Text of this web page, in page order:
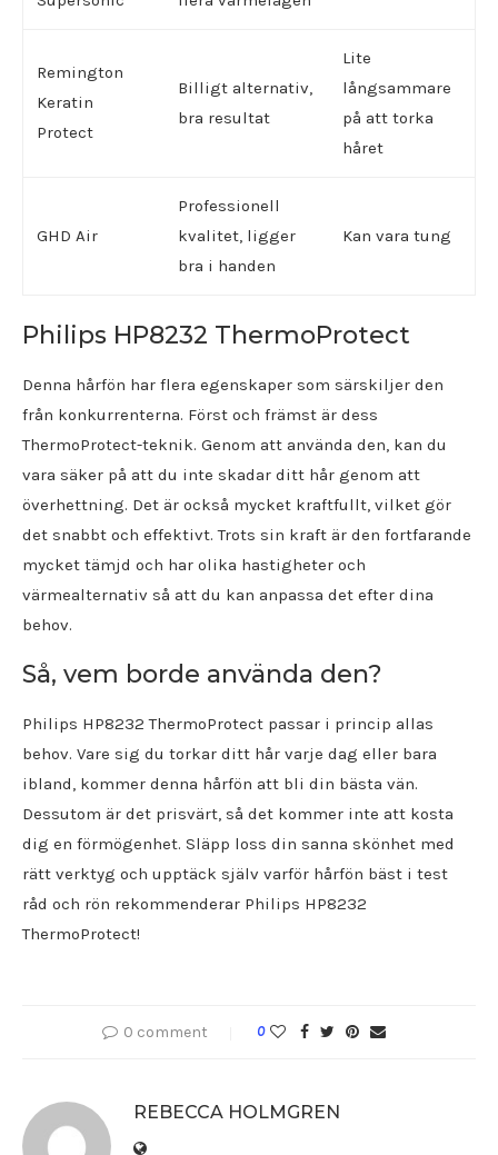
Remington
Keratin
Protect
Billigt alternativ,
bra resultat
Lite
långsammare
på att torka
håret
GHD Air
Professionell
kvalitet, ligger
bra i handen
Kan vara tung
Philips HP8232 ThermoProtect
Denna hårfön har flera egenskaper som särskiljer den
från konkurrenterna. Först och främst är dess
ThermoProtect-teknik. Genom att använda den, kan du
vara säker på att du inte skadar ditt hår genom att
överhettning. Det är också mycket kraftfullt, vilket gör
det snabbt och effektivt. Trots sin kraft är den fortfarande
mycket tämjd och har olika hastigheter och
värmealternativ så att du kan anpassa det efter dina
behov.
Så, vem borde använda den?
Philips HP8232 ThermoProtect passar i princip allas
behov. Vare sig du torkar ditt hår varje dag eller bara
ibland, kommer denna hårfön att bli din bästa vän.
Dessutom är det prisvärt, så det kommer inte att kosta
dig en förmögenhet. Släpp loss din sanna skönhet med
rätt verktyg och upptäck själv varför hårfön bäst i test
råd och rön rekommenderar Philips HP8232
ThermoProtect!
0 comment 0
REBECCA HOLMGREN